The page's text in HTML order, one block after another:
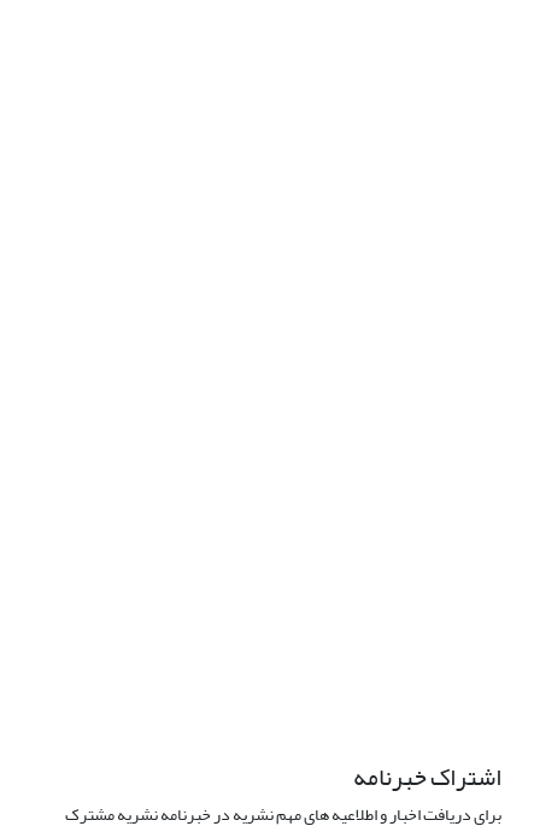
اشتراک خبرنامه
برای دریافت اخبار و اطلاعیه های مهم نشریه در خبرنامه نشریه مشترک